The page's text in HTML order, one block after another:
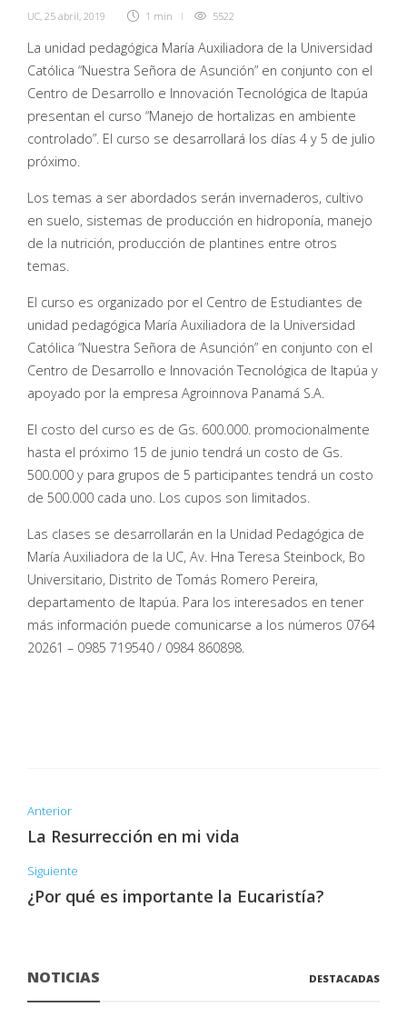
UC, 25 abril, 2019 1 min 5522
La unidad pedagógica María Auxiliadora de la Universidad
Católica “Nuestra Señora de Asunción” en conjunto con el
Centro de Desarrollo e Innovación Tecnológica de Itapúa
presentan el curso “Manejo de hortalizas en ambiente
controlado”. El curso se desarrollará los días 4 y 5 de julio
próximo.
Los temas a ser abordados serán invernaderos, cultivo
en suelo, sistemas de producción en hidroponía, manejo
de la nutrición, producción de plantines entre otros
temas.
El curso es organizado por el Centro de Estudiantes de
unidad pedagógica María Auxiliadora de la Universidad
Católica “Nuestra Señora de Asunción” en conjunto con el
Centro de Desarrollo e Innovación Tecnológica de Itapúa y
apoyado por la empresa Agroinnova Panamá S.A.
El costo del curso es de Gs. 600.000. promocionalmente
hasta el próximo 15 de junio tendrá un costo de Gs.
500.000 y para grupos de 5 participantes tendrá un costo
de 500.000 cada uno. Los cupos son limitados.
Las clases se desarrollarán en la Unidad Pedagógica de
María Auxiliadora de la UC, Av. Hna Teresa Steinbock, Bo
Universitario, Distrito de Tomás Romero Pereira,
departamento de Itapúa. Para los interesados en tener
más información puede comunicarse a los números 0764
20261 – 0985 719540 / 0984 860898.
Anterior
La Resurrección en mi vida
Siguiente
¿Por qué es importante la Eucaristía?
NOTICIAS DESTACADAS